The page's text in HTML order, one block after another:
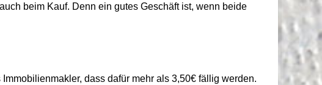
beim Kauf. Denn ein gutes Geschäft ist, wenn beide
dass dafür mehr als 3,50€ fällig werden.